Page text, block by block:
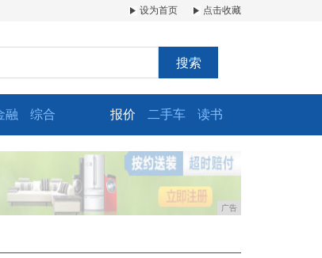
设为首页 点击收藏
搜索
融 综合 报价 二手车 读书
广告